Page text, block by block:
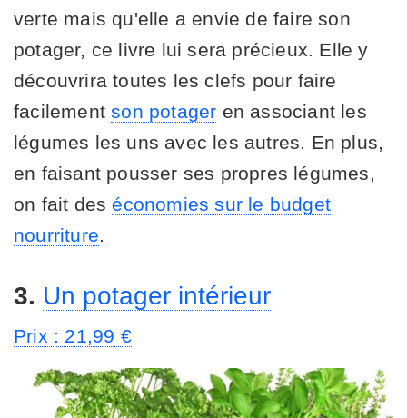
verte mais qu'elle a envie de faire son
potager, ce livre lui sera précieux. Elle y
découvrira toutes les clefs pour faire
facilementson potager en associant les
légumes les uns avec les autres. En plus,
en faisant pousser ses propres légumes,
on fait des économies sur le budget
nourriture.
3. Un potager intérieur
Prix : 21,99 €